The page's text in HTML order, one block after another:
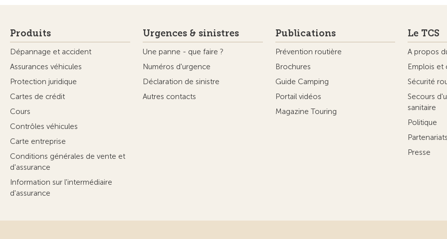
Produits
Dépannage et accident
Assurances véhicules
Protection juridique
Cartes de crédit
Cours
Contrôles véhicules
Carte entreprise
Conditions générales de vente et
d'assurance
Information sur l'intermédiaire
d'assurance
Urgences & sinistres
Une panne - que faire ?
Numéros d'urgence
Déclaration de sinistre
Autres contacts
Publications
Prévention routière
Brochures
Guide Camping
Portail vidéos
Magazine Touring
Le TCS
A propos
Emplois et
Sécurité
Secours
sanitaire
Politique
Presse